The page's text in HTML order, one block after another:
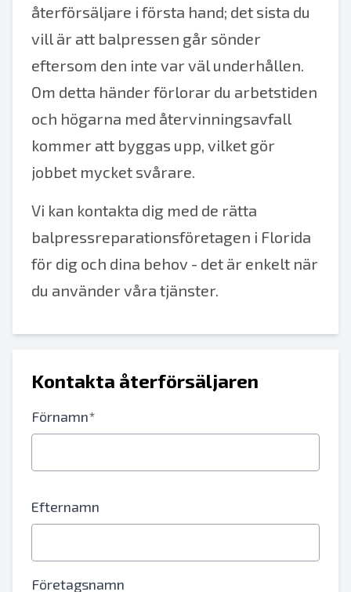
återförsäljare i första hand; det sista du
vill är att balpressen går sönder
eftersom den inte var väl underhållen.
Om detta händer förlorar du arbetstiden
och högarna med återvinningsavfall
kommer att byggas upp, vilket gör
jobbet mycket svårare.
Vi kan kontakta dig med de rätta
balpressreparationsföretagen i Florida
för dig och dina behov - det är enkelt när
du använder våra tjänster.
Kontakta återförsäljaren
Förnamn*
Efternamn
Företagsnamn